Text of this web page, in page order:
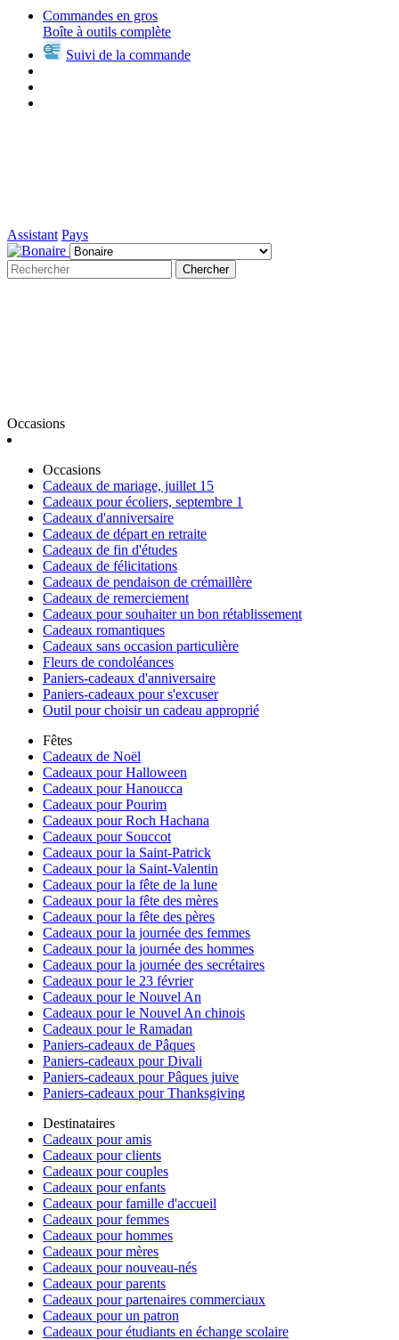
Commandes en gros
Boîte à outils complète
Suivi de la commande
Assistant Pays
Chercher
Occasions
Occasions
Cadeaux de mariage, juillet 15
Cadeaux pour écoliers, septembre 1
Cadeaux d'anniversaire
Cadeaux de départ en retraite
Cadeaux de fin d'études
Cadeaux de félicitations
Cadeaux de pendaison de crémaillère
Cadeaux de remerciement
Cadeaux pour souhaiter un bon rétablissement
Cadeaux romantiques
Cadeaux sans occasion particulière
Fleurs de condoléances
Paniers-cadeaux d'anniversaire
Paniers-cadeaux pour s'excuser
Outil pour choisir un cadeau approprié
Fêtes
Cadeaux de Noël
Cadeaux pour Halloween
Cadeaux pour Hanoucca
Cadeaux pour Pourim
Cadeaux pour Roch Hachana
Cadeaux pour Souccot
Cadeaux pour la Saint-Patrick
Cadeaux pour la Saint-Valentin
Cadeaux pour la fête de la lune
Cadeaux pour la fête des mères
Cadeaux pour la fête des pères
Cadeaux pour la journée des femmes
Cadeaux pour la journée des hommes
Cadeaux pour la journée des secrétaires
Cadeaux pour le 23 février
Cadeaux pour le Nouvel An
Cadeaux pour le Nouvel An chinois
Cadeaux pour le Ramadan
Paniers-cadeaux de Pâques
Paniers-cadeaux pour Divali
Paniers-cadeaux pour Pâques juive
Paniers-cadeaux pour Thanksgiving
Destinataires
Cadeaux pour amis
Cadeaux pour clients
Cadeaux pour couples
Cadeaux pour enfants
Cadeaux pour famille d'accueil
Cadeaux pour femmes
Cadeaux pour hommes
Cadeaux pour mères
Cadeaux pour nouveau-nés
Cadeaux pour parents
Cadeaux pour partenaires commerciaux
Cadeaux pour un patron
Cadeaux pour étudiants en échange scolaire